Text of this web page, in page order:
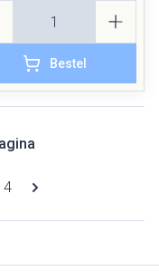
Bestel
pagina